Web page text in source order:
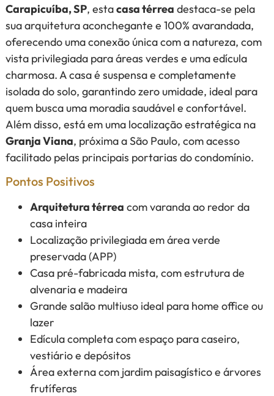
Carapicuíba, SP, estacasa térrea destaca-se pela
sua arquitetura aconchegante e 100% avarandada,
oferecendo uma conexão única com a natureza, com
vista privilegiada para áreas verdes e uma edícula
charmosa. A casa é suspensa e completamente
isolada do solo, garantindo zero umidade, ideal para
quem busca uma moradia saudável e confortável.
Além disso, está em uma localização estratégica na
Granja Viana, próxima a São Paulo, com acesso
facilitado pelas principais portarias do condomínio.
Pontos Positivos
Arquitetura térrea com varanda ao redor da
casa inteira
Localização privilegiada em área verde
preservada (APP)
Casa pré-fabricada mista, com estrutura de
alvenaria e madeira
Grande salão multiuso ideal para home office ou
lazer
Edícula completa com espaço para caseiro,
vestiário e depósitos
Área externa com jardim paisagístico e árvores
frutíferas